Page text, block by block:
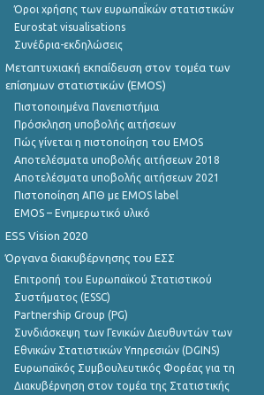
Όροι χρήσης των ευρωπαΪκών στατιστικών
Eurostat visualisations
Συνέδρια-εκδηλώσεις
Μεταπτυχιακή εκπαίδευση στον τομέα των
επίσημων στατιστικών (EMOS)
Πιστοποιημένα Πανεπιστήμια
Πρόσκληση υποβολής αιτήσεων
Πώς γίνεται η πιστοποίηση του EMOS
Αποτελέσματα υποβολής αιτήσεων 2018
Αποτελέσματα υποβολής αιτήσεων 2021
Πιστοποίηση ΑΠΘ με EMOS label
EMOS – Ενημερωτικό υλικό
ESS Vision 2020
Όργανα διακυβέρνησης του ΕΣΣ
Επιτροπή του Ευρωπαϊκού Στατιστικού
Συστήματος (ESSC)
Partnership Group (PG)
Συνδιάσκεψη των Γενικών Διευθυντών των
Εθνικών Στατιστικών Υπηρεσιών (DGINS)
Ευρωπαϊκός Συμβουλευτικός Φορέας για τη
Διακυβέρνηση στον τομέα της Στατιστικής